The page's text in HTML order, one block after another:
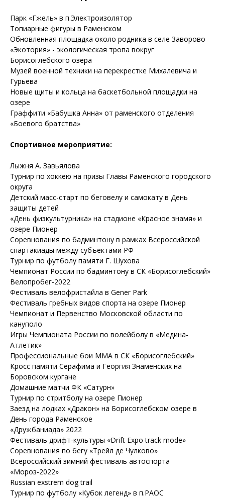
Парк «Гжель» в п.Электроизолятор
Топиарные фигуры в Раменском
Обновленная площадка около родника в селе Заворово
«Экотория» - экологическая тропа вокруг
Борисоглебского озера
Музей военной техники на перекрестке Михалевича и
Гурьева
Новые щиты и кольца на баскетбольной площадки на
озере
Граффити «Бабушка Анна» от раменского отделения
«Боевого братства»
Спортивное мероприятие:
Лыжня А. Завьялова
Турнир по хоккею на призы Главы Раменского городского
округа
Детский масс-старт по беговелу и самокату в День
защиты детей
«День физкультурника» на стадионе «Красное знамя» и
озере Пионер
Соревнования по бадминтону в рамках Всероссийской
спартакиады между субъектами РФ
Турнир по футболу памяти Г. Шухова
Чемпионат России по бадминтону в СК «Борисоглебский»
Велопробег-2022
Фестиваль велофристайла в Gener Park
Фестиваль гребных видов спорта на озере Пионер
Чемпионат и Первенство Московской области по
кануполо
Игры Чемпионата России по волейболу в «Медина-
Атлетик»
Профессиональные бои ММА в СК «Борисоглебский»
Кросс памяти Серафима и Георгия Знаменских на
Боровском кургане
Домашние матчи ФК «Сатурн»
Турнир по стритболу на озере Пионер
Заезд на лодках «Дракон» на Борисоглебском озере в
День города Раменское
«Дружбаниада» 2022
Фестиваль дрифт-культуры «Drift Expo track mode»
Соревнования по бегу «Трейл де Чулково»
Всероссийский зимний фестиваль автоспорта
«Мороз-2022»
Russian exstrem dog trail
Турнир по футболу «Кубок легенд» в п.РАОС